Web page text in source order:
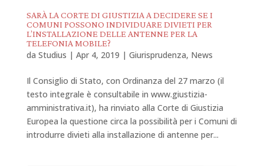
SARÀ LA CORTE DI GIUSTIZIA A DECIDERE SE I
COMUNI POSSONO INDIVIDUARE DIVIETI PER
L’INSTALLAZIONE DELLE ANTENNE PER LA
TELEFONIA MOBILE?
da Studius | Apr 4, 2019 | Giurisprudenza, News
Il Consiglio di Stato, con Ordinanza del 27 marzo (il
testo integrale è consultabile in www.giustizia-
amministrativa.it), ha rinviato alla Corte di Giustizia
Europea la questione circa la possibilità per i Comuni di
introdurre divieti alla installazione di antenne per...